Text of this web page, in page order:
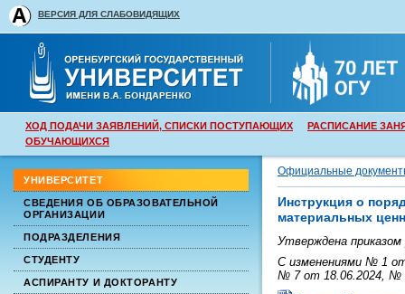
ВЕРСИЯ ДЛЯ СЛАБОВИДЯЩИХ
ХОД ПОДАЧИ ЗАЯВЛЕНИЙ, СПИСКИ ПОСТУПАЮЩИХ
РАСПИСАНИЕ
ОБУЧАЮЩИХСЯ
УНИВЕРСИТЕТ
СВЕДЕНИЯ ОБ ОБРАЗОВАТЕЛЬНОЙ
ОРГАНИЗАЦИИ
ПОДРАЗДЕЛЕНИЯ
СТУДЕНТУ
АСПИРАНТУ И ДОКТОРАНТУ
Официальные
Инструкция о
материальных
Утверждена
С изменениями № 1
№ 7 от 18.06.2024, №